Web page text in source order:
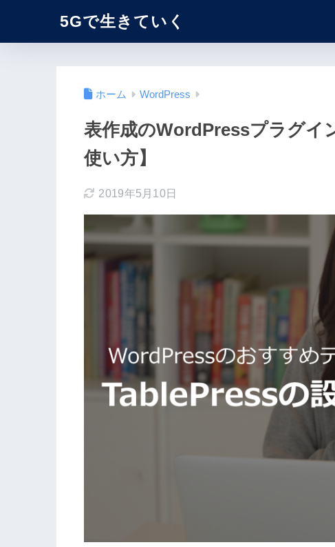
5Gで生きていく
ホーム WordPress
表作成のWordPressプラグイ
使い方】
2019年5月10日